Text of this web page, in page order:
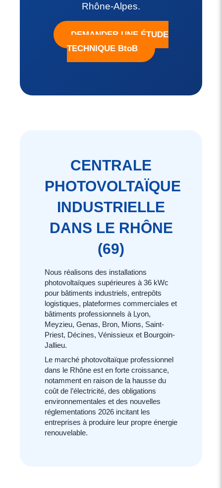
Rhône-Alpes.
DEMANDER UNE ÉTUDE
TECHNIQUE BtoB
CENTRALE
PHOTOVOLTAÏQUE
INDUSTRIELLE
DANS LE RHÔNE
(69)
Nous réalisons des installations
photovoltaïques supérieures à 36 kWc
pour bâtiments industriels, entrepôts
logistiques, plateformes commerciales et
bâtiments professionnels à Lyon,
Meyzieu, Genas, Bron, Mions, Saint-
Priest, Décines, Vénissieux et Bourgoin-
Jallieu.
Le marché photovoltaïque professionnel
dans le Rhône est en forte croissance,
notamment en raison de la hausse du
coût de l’électricité, des obligations
environnementales et des nouvelles
réglementations 2026 incitant les
entreprises à produire leur propre énergie
renouvelable.